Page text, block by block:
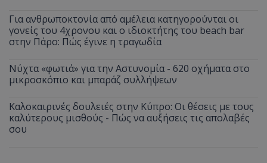
Για ανθρωποκτονία από αμέλεια κατηγορούνται οι
γονείς του 4χρονου και ο ιδιοκτήτης του beach bar
στην Πάρο: Πώς έγινε η τραγωδία
Νύχτα «φωτιά» για την Αστυνομία - 620 οχήματα στο
μικροσκόπιο και μπαράζ συλλήψεων
Καλοκαιρινές δουλειές στην Κύπρο: Οι θέσεις με τους
καλύτερους μισθούς - Πώς να αυξήσεις τις απολαβές
σου